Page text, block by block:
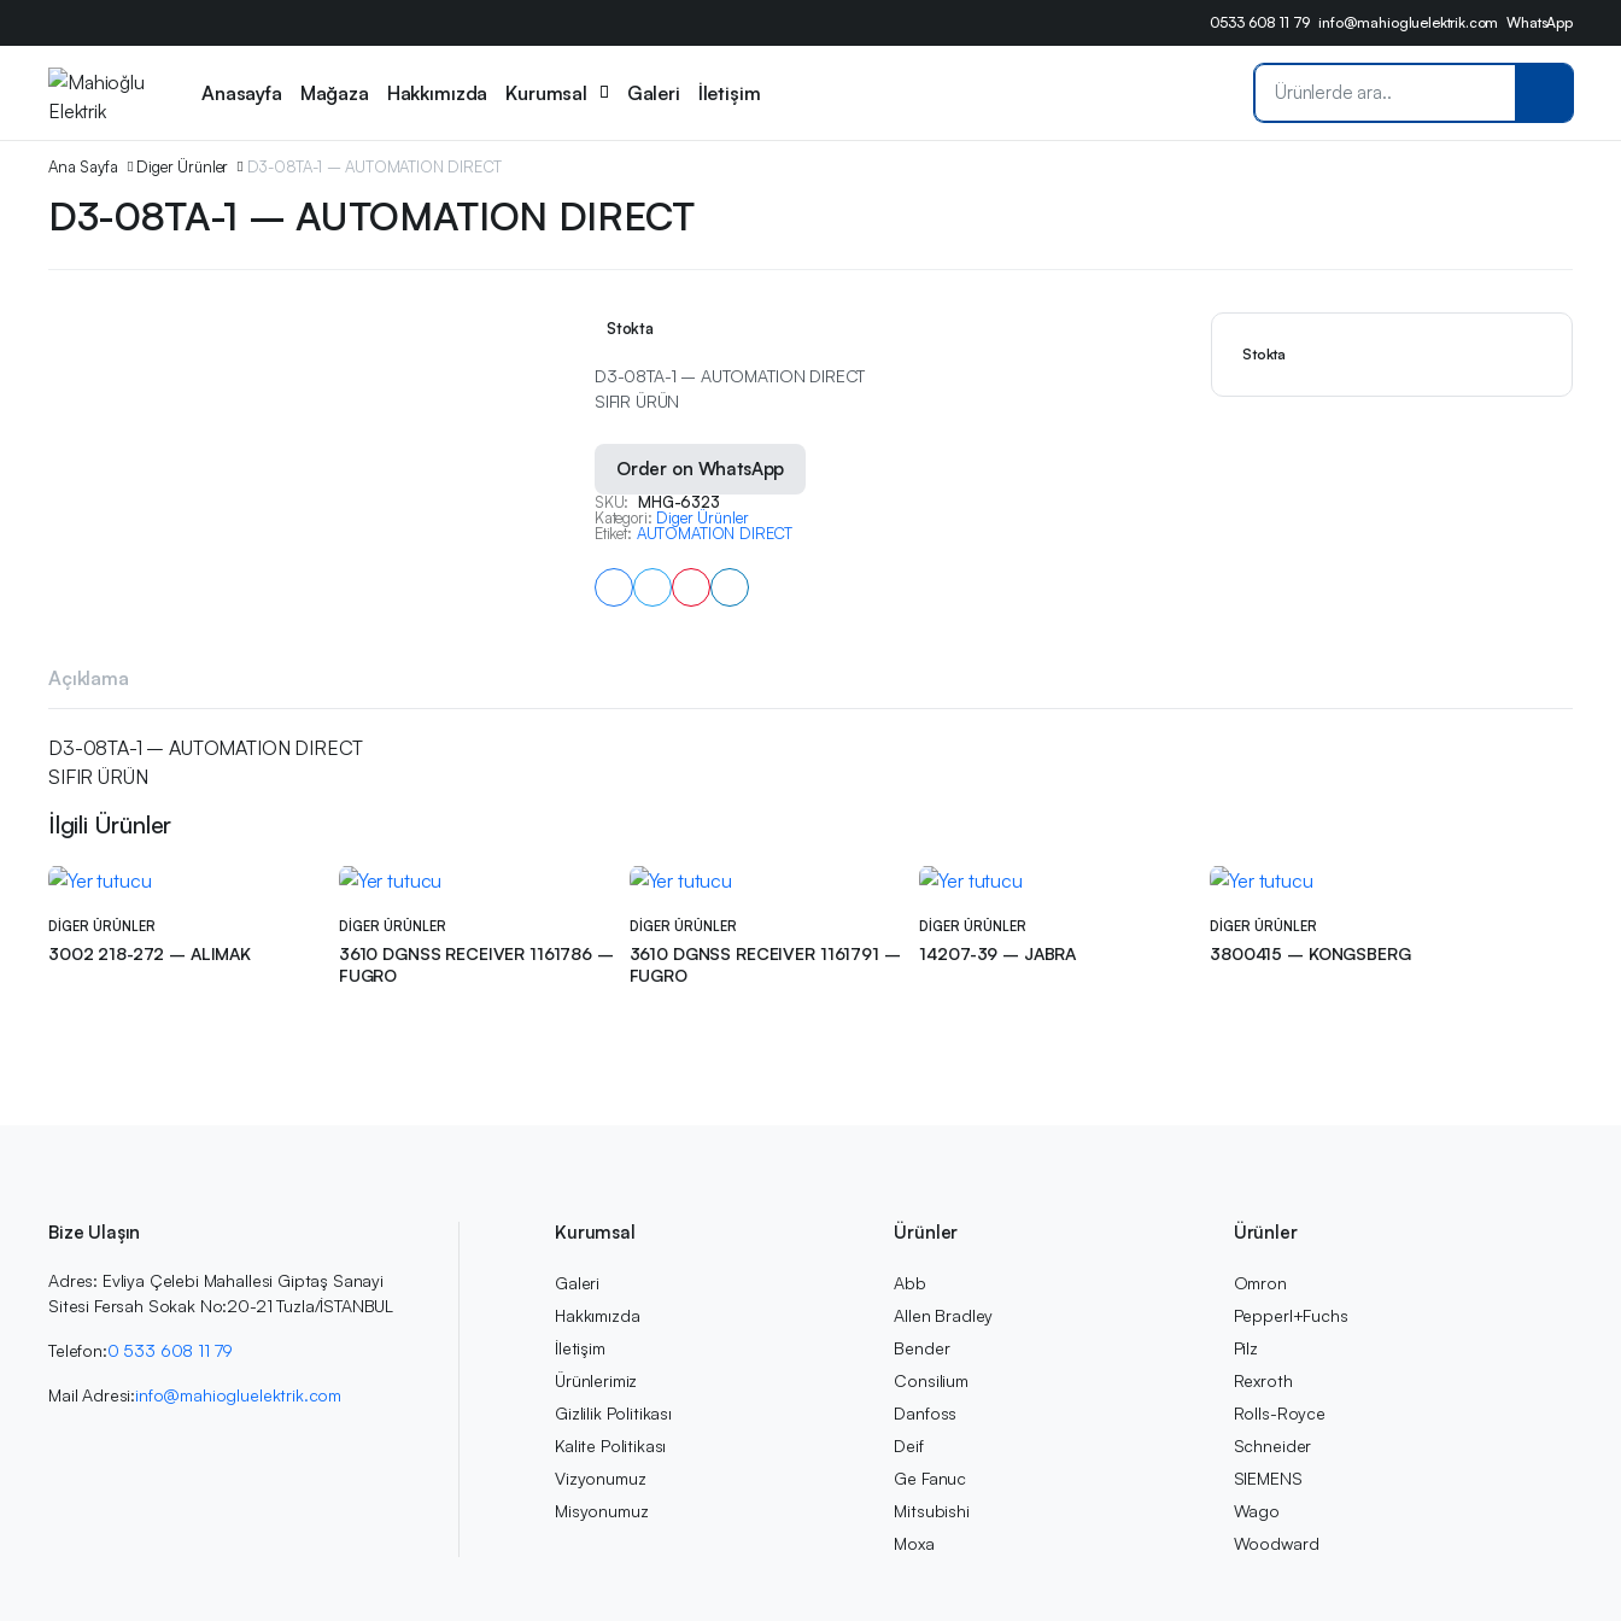
0533 608 11 79 info@mahiogluelektrik.com WhatsApp
Anasayfa Mağaza Hakkımızda Kurumsal Galeri İletişim
Ana Sayfa Diger Ürünler D3-08TA-1 – AUTOMATION DIRECT
D3-08TA-1 – AUTOMATION DIRECT
Stokta
Stokta
D3-08TA-1 – AUTOMATION DIRECT
SIFIR ÜRÜN
Order on WhatsApp
SKU: MHG-6323
Kategori: Diger Ürünler
Etiket: AUTOMATION DIRECT
Açıklama
D3-08TA-1 – AUTOMATION DIRECT
SIFIR ÜRÜN
İlgili Ürünler
DIGER ÜRÜNLER
3002 218-272 – ALIMAK
DIGER ÜRÜNLER
3610 DGNSS RECEIVER 1161786 –
FUGRO
DIGER ÜRÜNLER
3610 DGNSS RECEIVER 1161791 –
FUGRO
DIGER ÜRÜNLER
14207-39 – JABRA
DIGER ÜRÜNLER
3800415 – KONGSBERG
Bize Ulaşın
Adres: Evliya Çelebi Mahallesi Giptaş Sanayi
Sitesi Fersah Sokak No:20-21 Tuzla/İSTANBUL
Telefon:0 533 608 11 79
Mail Adresi:info@mahiogluelektrik.com
Kurumsal
Galeri
Hakkımızda
İletişim
Ürünlerimiz
Gizlilik Politikası
Kalite Politikası
Vizyonumuz
Misyonumuz
Ürünler
Abb
Allen Bradley
Bender
Consilium
Danfoss
Deif
Ge Fanuc
Mitsubishi
Moxa
Ürünler
Omron
Pepperl+Fuchs
Pilz
Rexroth
Rolls-Royce
Schneider
SIEMENS
Wago
Woodward